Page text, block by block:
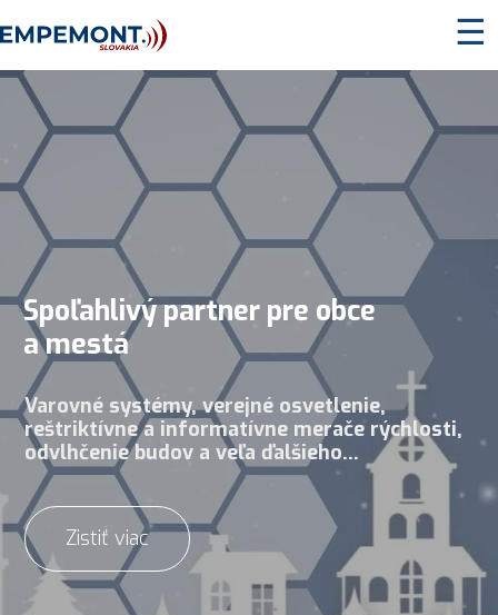
☰
Spoľahlivý partner pre obce
a mestá
Varovné systémy, verejné osvetlenie,
reštriktívne a informatívne merače rýchlosti,
odvlhčenie budov a veľa ďalšieho...
Zistiť viac